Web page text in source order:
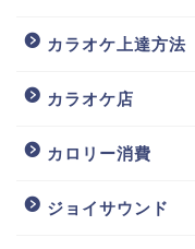
カラオケ上達方法
カラオケ店
カロリー消費
ジョイサウンド